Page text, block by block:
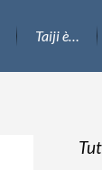
Taiji è…